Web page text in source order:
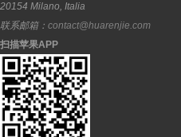
20154 Milano, Italia
联系邮箱： contact@huarenjie.com
扫描苹果APP